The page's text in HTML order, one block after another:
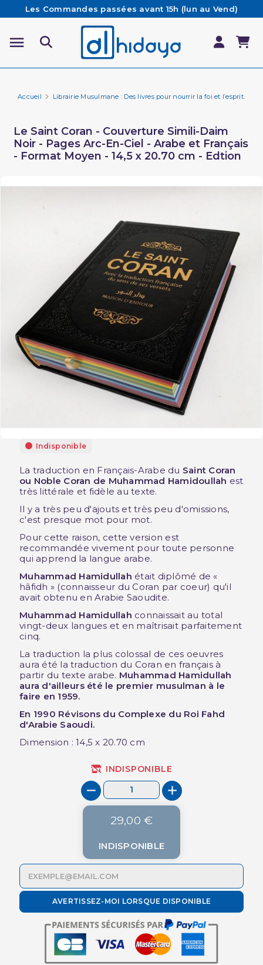
Les Commandes passées avant 15h (lun au Vend)
sont préparées et expédiées le jour même
Besoin d'aide ? Retrouvez notre FAQ
Livraison offerte à partir de 65€ d'achat*
Accueil Librairie Musulmane : Des livres pour nourrir la foi et l’esprit.
Le Saint Coran - Couverture Simili-Daim
Noir - Pages Arc-En-Ciel - Arabe et Français
- Format Moyen - 14,5 x 20.70 cm - Edtion
Indisponible
La traduction en Français-Arabe du Saint Coran
ou Noble Coran de Muhammad Hamidoullah est
très littérale et fidèle au texte.
Il y a très peu d'ajouts et très peu d'omissions,
c'est presque mot pour mot.
Pour cette raison, cette version est
recommandée vivement pour toute personne
qui apprend la langue arabe.
Muhammad Hamidullah était diplômé de «
hâfidh » (connaisseur du Coran par coeur) qu'il
avait obtenu en Arabie Saoudite.
Muhammad Hamidullah connaissait au total
vingt-deux langues et en maîtrisait parfaitement
cinq.
La traduction la plus colossal de ces oeuvres
aura été la traduction du Coran en français à
partir du texte arabe. Muhammad Hamidullah
aura d'ailleurs été le premier musulman à le
faire en 1959.
En 1990 Révisons du Complexe du Roi Fahd
d'Arabie Saoudi.
Dimension : 14,5 x 20.70 cm
INDISPONIBLE
29,00 €
INDISPONIBLE
AVERTISSEZ-MOI LORSQUE DISPONIBLE